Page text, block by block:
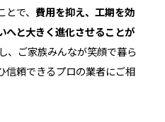
で、 費用を抑え、工期を効
へと大きく進化させることが
、ご家族みんなが笑顔で暮ら
信頼できるプロの業者にご相